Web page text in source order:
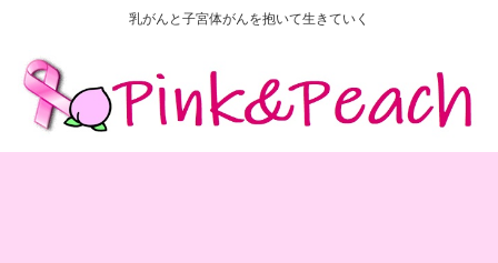
乳がんと子宮体がんを抱いて生きていく